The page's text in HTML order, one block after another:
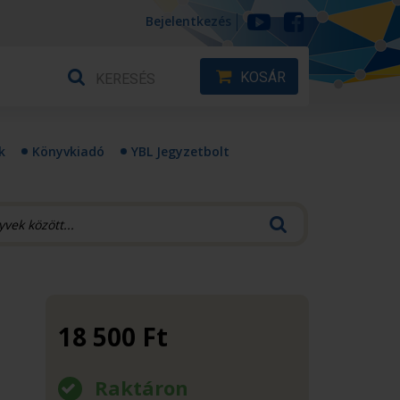
Bejelentkezés
KOSÁR
Könyvkiadó YBL Jegyzetbolt
18 500 Ft
Raktáron